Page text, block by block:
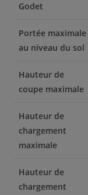
Godet
Portée maximale
au niveau du sol
Hauteur de
coupe maximale
Hauteur de
chargement
maximale
Hauteur de
chargement